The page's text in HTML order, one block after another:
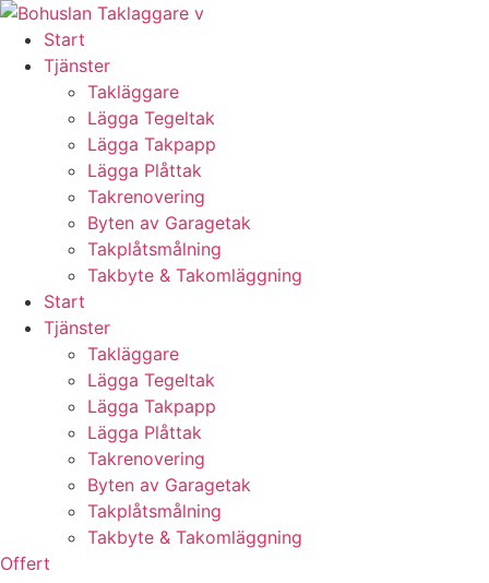
Skip
content
Start
Tjänster
Takläggare
Lägga Tegeltak
Lägga Takpapp
Lägga Plåttak
Takrenovering
Byten av Garagetak
Takplåtsmålning
Takbyte & Takomläggning
Start
Tjänster
Takläggare
Lägga Tegeltak
Lägga Takpapp
Lägga Plåttak
Takrenovering
Byten av Garagetak
Takplåtsmålning
Takbyte & Takomläggning
Offert